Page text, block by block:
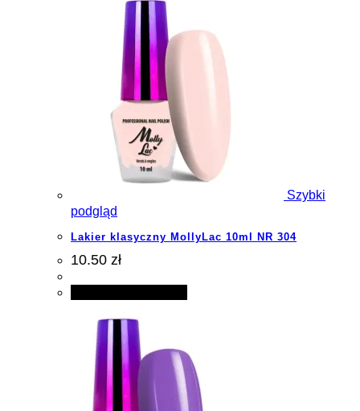
Szybki
podgląd
Lakier klasyczny MollyLac 10ml NR 304
10.50 zł